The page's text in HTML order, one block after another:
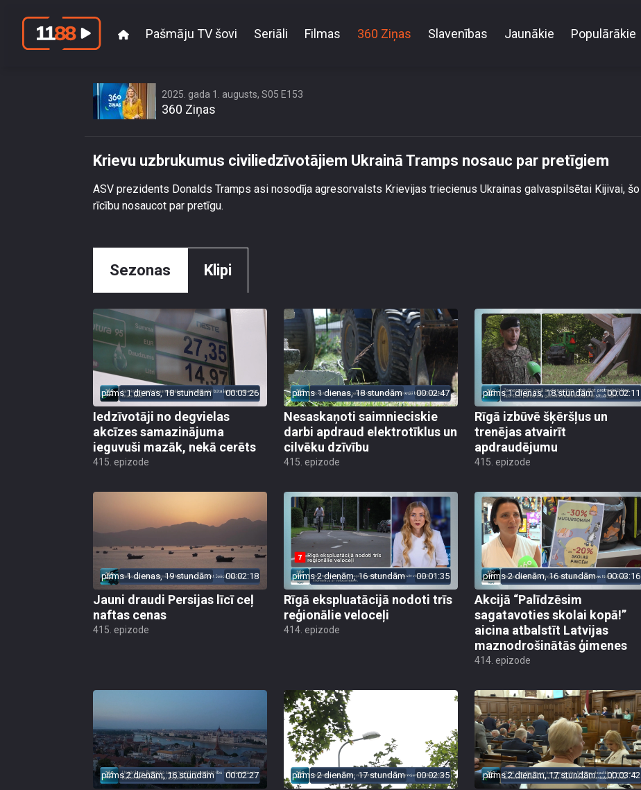
Pašmāju TV šovi Seriāli Filmas 360 Ziņas Slavenības Jaunākie Populārākie
2025. gada 1. augusts, S05 E153
360 Ziņas
Krievu uzbrukumus civiliedzīvotājiem Ukrainā Tramps nosauc par pretīgiem
ASV prezidents Donalds Tramps asi nosodīja agresorvalsts Krievijas triecienus Ukrainas galvaspilsētai Kijivai, šo
rīcību nosaucot par pretīgu.
Sezonas Klipi
pirms 1 dienas, 18 stundām 00:03:26
Iedzīvotāji no degvielas
akcīzes samazinājuma
ieguvuši mazāk, nekā cerēts
415. epizode
pirms 1 dienas, 18 stundām 00:02:47
Nesaskaņoti saimnieciskie
darbi apdraud elektrotīklus un
cilvēku dzīvību
415. epizode
pirms 1 dienas, 18 stundām 00:02:11
Rīgā izbūvē šķēršļus un
trenējas atvairīt
apdraudējumu
415. epizode
pirms 1 dienas, 19 stundām 00:02:18
Jauni draudi Persijas līcī ceļ
naftas cenas
415. epizode
pirms 2 dienām, 16 stundām 00:01:35
Rīgā ekspluatācijā nodoti trīs
reģionālie veloceļi
414. epizode
pirms 2 dienām, 16 stundām 00:03:16
Akcijā “Palīdzēsim
sagatavoties skolai kopā!”
aicina atbalstīt Latvijas
maznodrošinātās ģimenes
414. epizode
pirms 2 dienām, 16 stundām 00:02:27 pirms 2 dienām, 17 stundām 00:02:35 pirms 2 dienām, 17 stundām 00:03:42